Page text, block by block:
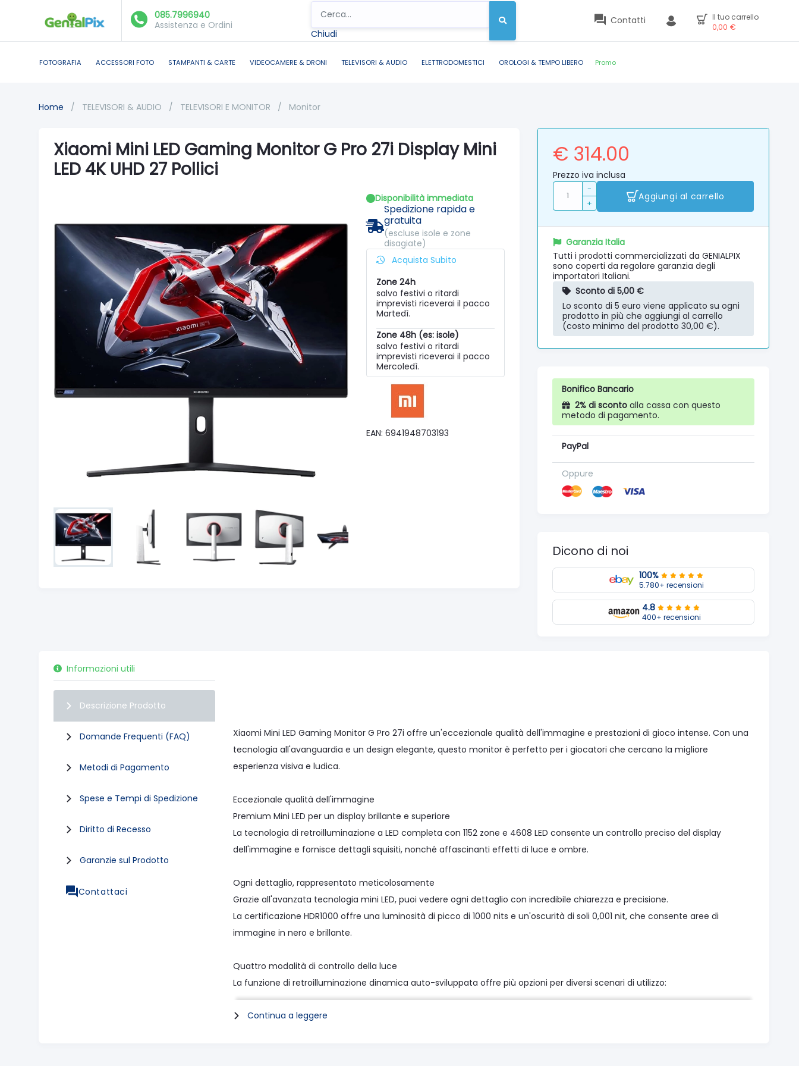
085.7996940
Assistenza e Ordini
Chiudi
Contatti
Il tuo carrello
0,00 €
FOTOGRAFIA ACCESSORI FOTO STAMPANTI & CARTE VIDEOCAMERE & DRONI TELEVISORI & AUDIO ELETTRODOMESTICI OROLOGI & TEMPO LIBERO Promo
Home / TELEVISORI & AUDIO / TELEVISORI E MONITOR / Monitor
Xiaomi Mini LED Gaming Monitor G Pro 27i Display Mini
LED 4K UHD 27 Pollici
Disponibilità immediata
Spedizione rapida e
gratuita
(escluse isole e zone
disagiate)
Acquista Subito
Zone 24h
salvo festivi o ritardi
imprevisti riceverai il pacco
Martedì.
Zone 48h (es: isole)
salvo festivi o ritardi
imprevisti riceverai il pacco
Mercoledì.
EAN: 6941948703193
€ 314.00
Prezzo iva inclusa
-
+
Aggiungi al carrello
Garanzia Italia
Tutti i prodotti commercializzati da GENIALPIX
sono coperti da regolare garanzia degli
importatori Italiani.
Sconto di 5,00 €
Lo sconto di 5 euro viene applicato su ogni
prodotto in più che aggiungi al carrello
(costo minimo del prodotto 30,00 €).
Bonifico Bancario
2% di sconto alla cassa con questo
metodo di pagamento.
PayPal
Oppure
Dicono di noi
100%
5.780+ recensioni
4.8
400+ recensioni
Informazioni utili
Descrizione Prodotto
Domande Frequenti (FAQ)
Metodi di Pagamento
Spese e Tempi di Spedizione
Diritto di Recesso
Garanzie sul Prodotto
Contattaci
Xiaomi Mini LED Gaming Monitor G Pro 27i offre un'eccezionale qualità dell'immagine e prestazioni di gioco intense. Con una
tecnologia all'avanguardia e un design elegante, questo monitor è perfetto per i giocatori che cercano la migliore
esperienza visiva e ludica.
Eccezionale qualità dell'immagine
Premium Mini LED per un display brillante e superiore
La tecnologia di retroilluminazione a LED completa con 1152 zone e 4608 LED consente un controllo preciso del display
dell'immagine e fornisce dettagli squisiti, nonché affascinanti effetti di luce e ombre.
Ogni dettaglio, rappresentato meticolosamente
Grazie all'avanzata tecnologia mini LED, puoi vedere ogni dettaglio con incredibile chiarezza e precisione.
La certificazione HDR1000 offre una luminosità di picco di 1000 nits e un'oscurità di soli 0,001 nit, che consente aree di
immagine in nero e brillante.
Quattro modalità di controllo della luce
La funzione di retroilluminazione dinamica auto-sviluppata offre più opzioni per diversi scenari di utilizzo:
Alto: Display superiore ad alta risoluzione
Continua a leggere